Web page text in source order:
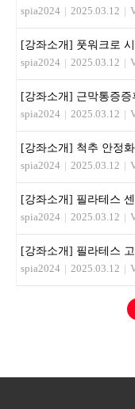
spia2024 | 2025.03.12 |
[강좌소개] 풋워크로
spia2024 | 2025.03.12 |
[강좌소개] 근막통증증
spia2024 | 2025.03.12 |
[강좌소개] 척추 안정
spia2024 | 2025.03.12 |
[강좌소개] 필라테스
spia2024 | 2025.03.12 |
[강좌소개] 필라테스
spia2024 | 2025.03.12 |